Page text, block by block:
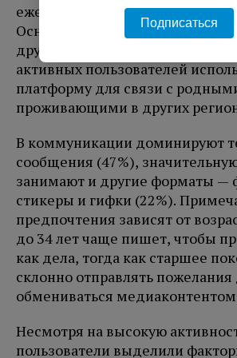
ежедневных корреспондентов
Основной аудиторией для
друзья (74%), при этом 52%
активных пользователей
платформу для связи с
проживающими в других
В коммуникации доминируют
сообщения (47%),
занимают и другие форматы —
стикеры и гифки (22%).
предпочтения зависят от
до 34 лет чаще пишет, чтобы
как дела, тогда как старшее
склонно отправлять
обмениваться
Несмотря на высокую
пользователи выделили
Подписаться